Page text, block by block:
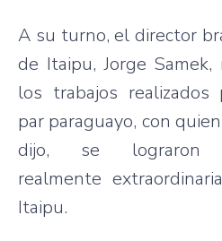
A su turno, el director
de Itaipu, Jorge Samek,
los trabajos realizados
par paraguayo, con
dijo, se lograron
realmente
Itaipu.